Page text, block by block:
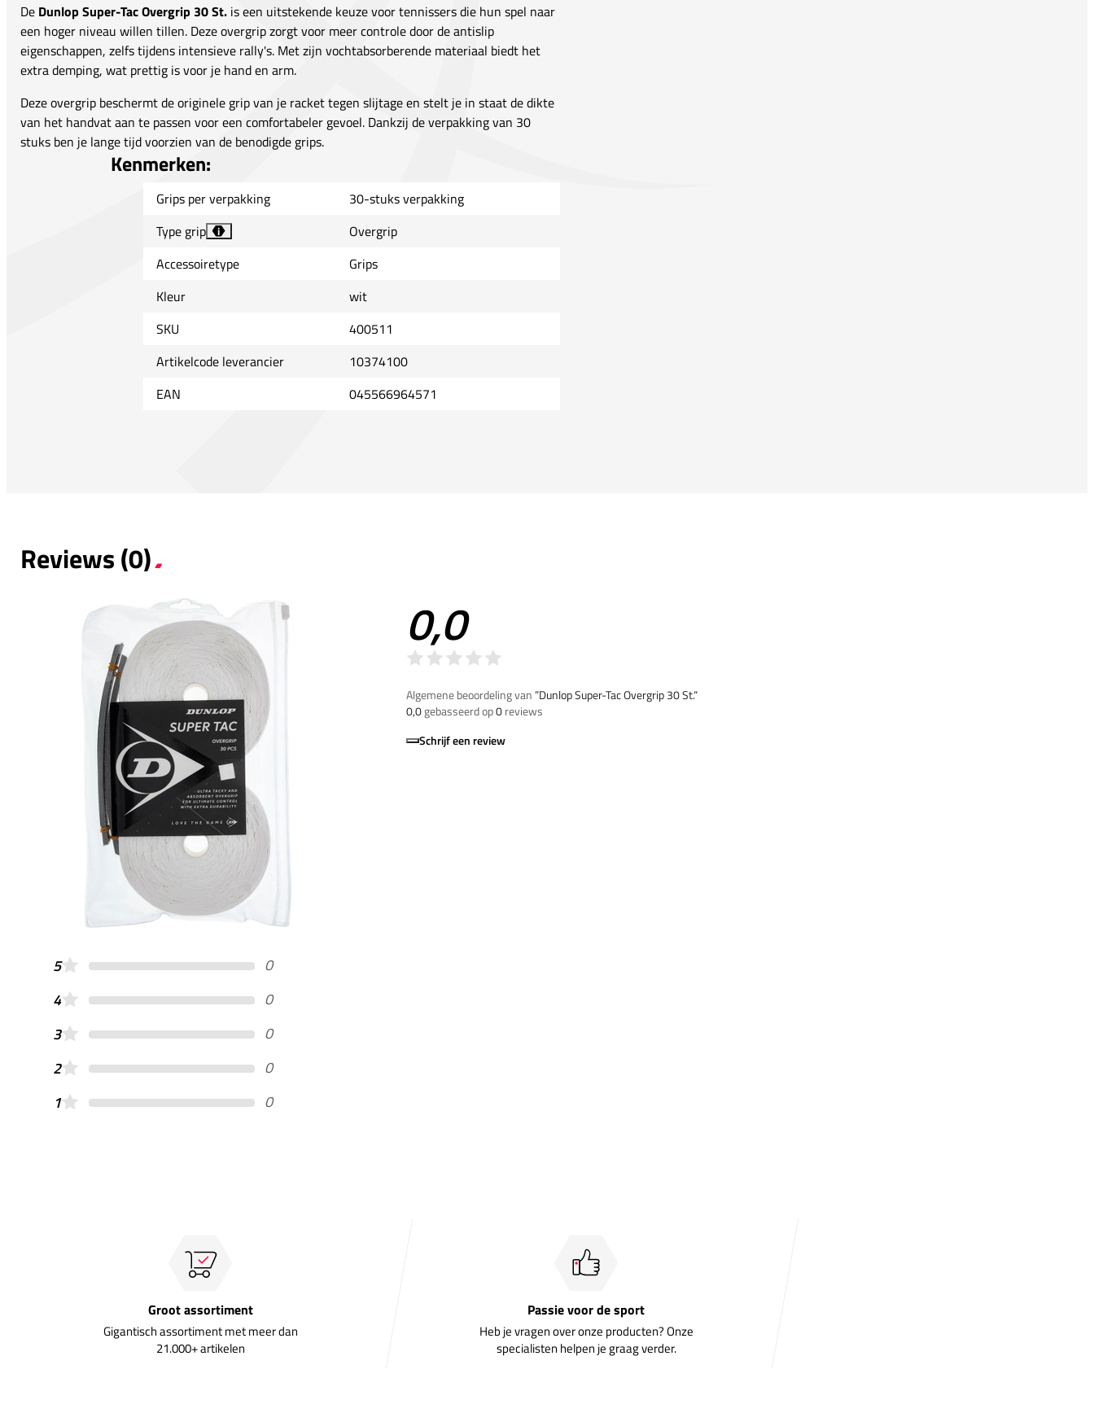
De Dunlop Super-Tac Overgrip 30 St. is een uitstekende keuze voor tennissers die hun spel naar
een hoger niveau willen tillen. Deze overgrip zorgt voor meer controle door de antislip
eigenschappen, zelfs tijdens intensieve rally's. Met zijn vochtabsorberende materiaal biedt het
extra demping, wat prettig is voor je hand en arm.
Deze overgrip beschermt de originele grip van je racket tegen slijtage en stelt je in staat de dikte
van het handvat aan te passen voor een comfortabeler gevoel. Dankzij de verpakking van 30
stuks ben je lange tijd voorzien van de benodigde grips.
Kenmerken:
Grips per verpakking
30-stuks verpakking
Type grip
i
Overgrip
Accessoiretype
Grips
Kleur
wit
SKU
400511
Artikelcode leverancier
10374100
EAN
045566964571
Reviews (0)
0,0
Algemene beoordeling van”Dunlop Super-Tac Overgrip 30 St.“
0,0gebasseerd op0reviews
Schrijf een review
5
0
4
0
3
0
2
0
1
0
Groot assortiment
Gigantisch assortiment met meer dan
21.000+ artikelen
Passie voor de sport
Heb je vragen over onze producten? Onze
specialisten helpen je graag verder.